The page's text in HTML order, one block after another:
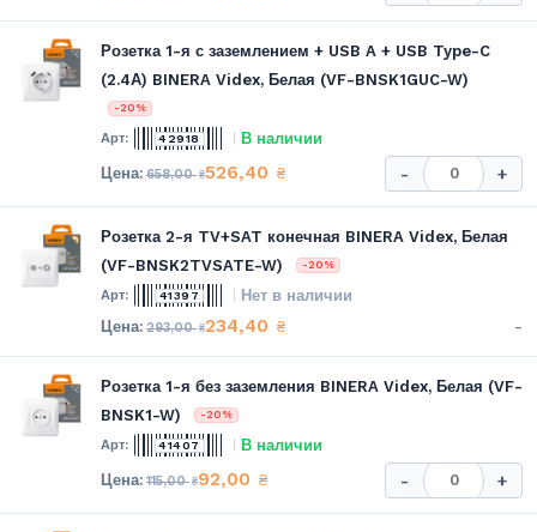
Розетка 1-я с заземлением + USB A + USB Type-C
(2.4А) BINERA Videx, Белая (VF-BNSK1GUC-W)
-20%
42918 В наличии
658,00₴526,40 ₴ - +
Розетка 2-я TV+SAT конечная BINERA Videx, Белая
(VF-BNSK2TVSATE-W)
-20%
41397 Нет в наличии
293,00₴234,40 ₴ -
Розетка 1-я без заземления BINERA Videx, Белая (VF-
BNSK1-W)
-20%
41407 В наличии
115,00₴92,00 ₴ - +